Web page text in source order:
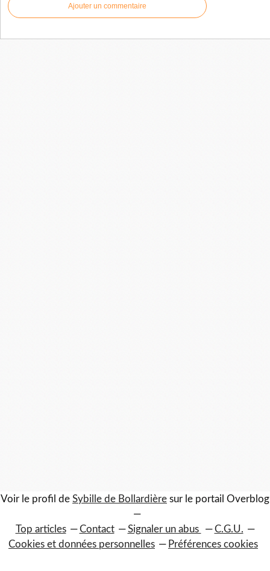
Ajouter un commentaire
Voir le profil de Sybille de Bollardière sur le portail Overblog
Top articles Contact Signaler un abus
C.G.U.
Cookies et données personnelles
Préférences cookies